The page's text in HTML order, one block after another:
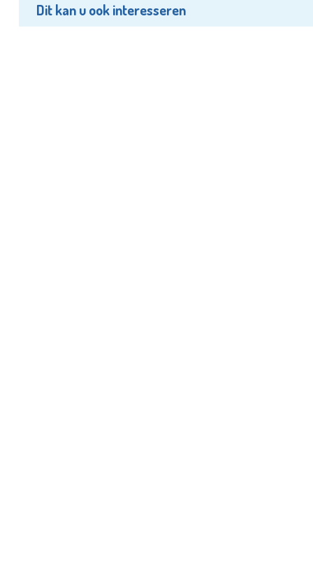
Dit kan u ook interesseren